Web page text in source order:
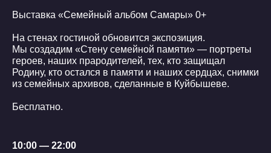
Выставка «Семейный альбом Самары» 0+
На стенах гостиной обновится экспозиция.
Мы создадим «Стену семейной памяти» — портреты
героев, наших прародителей, тех, кто защищал
Родину, кто остался в памяти и наших сердцах, снимки
из семейных архивов, сделанные в Куйбышеве.
Бесплатно.
10:00 — 22:00